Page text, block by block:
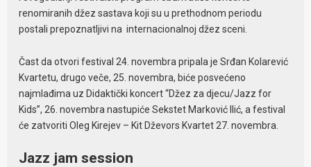
renomiranih džez sastava koji su u prethodnom periodu
postali prepoznatljivi na internacionalnoj džez sceni.
Čast da otvori festival 24. novembra pripala je Srđan Kolarević
Kvartetu, drugo veče, 25. novembra, biće posvećeno
najmlađima uz Didaktički koncert “Džez za djecu/Jazz for
Kids”, 26. novembra nastupiće Sekstet Marković Ilić, a festival
će zatvoriti Oleg Kirejev – Kit Dževors Kvartet 27. novembra.
Jazz jam session